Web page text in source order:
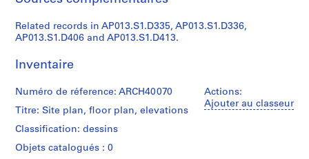
AP013.S1
P
r
o
j
e
:
S
u
Related records in AP013.S1.D335, AP013.S1.D336,
AP013.S1.D406 and AP013.S1.D413.
Inventaire
Actions:
Ajouter au classeur
Numéro de réference: ARCH40070
Titre: Site plan, floor plan, elevations
Classification: dessins
Objets catalogués : 0